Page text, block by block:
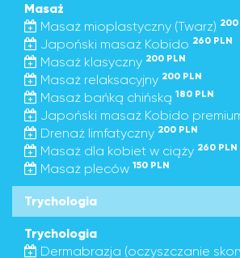
Masaż
Masaż mioplastyczny (Twarz) 200
Japoński masaż Kobido 260 PLN
Masaż klasyczny 200 PLN
Masaż relaksacyjny 200 PLN
Masaż bańką chińską 180 PLN
Japoński masaż Kobido
Drenaż limfatyczny 200 PLN
Masaż dla kobiet w ciąży 260 PLN
Masaż pleców 150 PLN
Trychologia
Trychologia
Dermabrazja (oczyszczanie